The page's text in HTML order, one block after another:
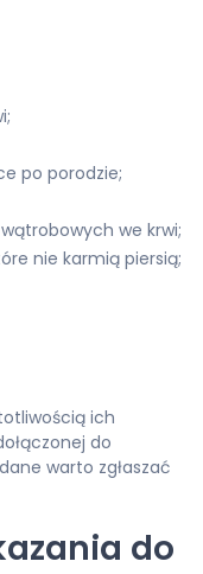
po porodzie;
we krwi;
nie karmią piersią;
ich
do
warto zgłaszać
do